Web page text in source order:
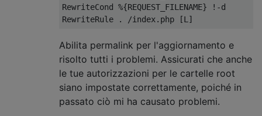
RewriteCond %{REQUEST_FILENAME} !-
RewriteRule
. /index. php [L ]
Abilita permalink per l'aggiornamento e
risolto tutti i problemi. Assicurati che anche
le tue autorizzazioni per le cartelle root
siano impostate correttamente, poiché in
passato ciò mi ha causato problemi.